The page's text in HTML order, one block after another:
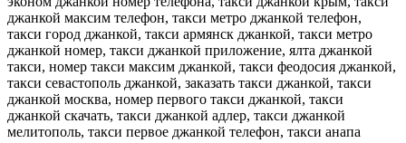
джанкой максим телефон, такси метро джанкой телефон,
такси город джанкой, такси армянск джанкой, такси метро
джанкой номер, такси джанкой приложение, ялта джанкой
такси, номер такси максим джанкой, такси феодосия джанкой,
такси севастополь джанкой, заказать такси джанкой, такси
джанкой москва, номер первого такси джанкой, такси
джанкой скачать, такси джанкой адлер, такси джанкой
мелитополь, такси первое джанкой телефон, такси анапа